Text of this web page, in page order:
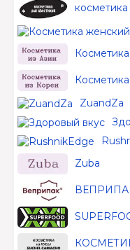
ZuandZa
Zuba